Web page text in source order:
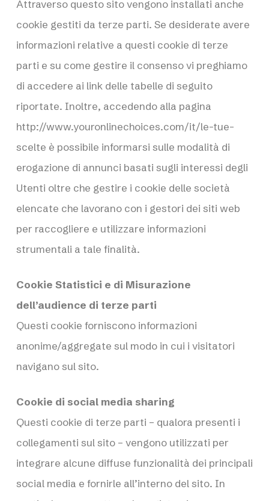
Attraverso questo sito vengono installati anche
cookie gestiti da terze parti. Se desiderate avere
informazioni relative a questi cookie di terze
parti e su come gestire il consenso vi preghiamo
di accedere ai link delle tabelle di seguito
riportate. Inoltre, accedendo alla pagina
http://www.youronlinechoices.com/it/le-tue-
scelte è possibile informarsi sulle modalità di
erogazione di annunci basati sugli interessi degli
Utenti oltre che gestire i cookie delle società
elencate che lavorano con i gestori dei siti web
per raccogliere e utilizzare informazioni
strumentali a tale finalità.
Cookie Statistici e di Misurazione
dell’audience di terze parti
Questi cookie forniscono informazioni
anonime/aggregate sul modo in cui i visitatori
navigano sul sito.
Cookie di social media sharing
Questi cookie di terze parti – qualora presenti i
collegamenti sul sito – vengono utilizzati per
integrare alcune diffuse funzionalità dei principali
social media e fornirle all’interno del sito. In